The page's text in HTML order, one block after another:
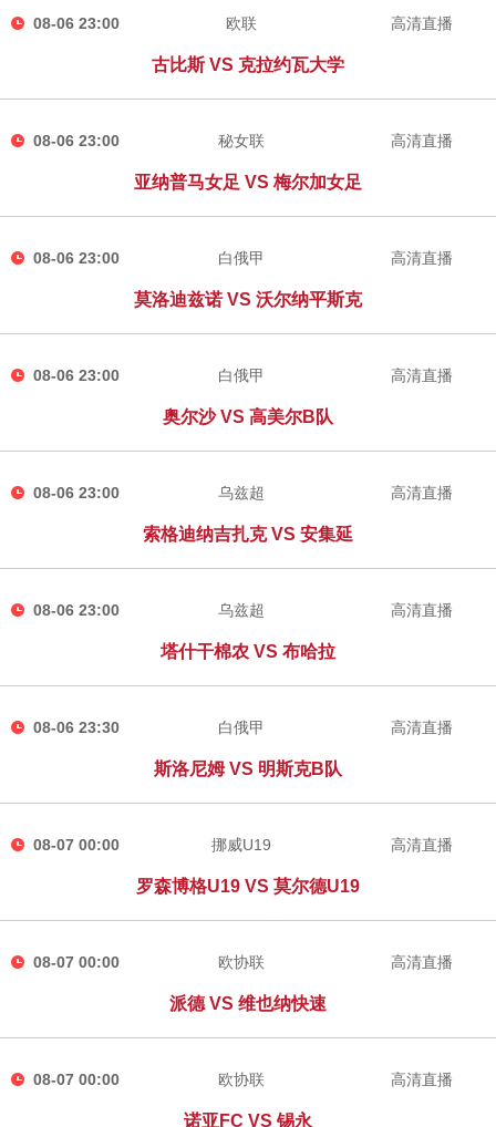
08-06 23:00 欧联
古比斯 VS 克拉约瓦大学
高清直播
08-06 23:00 秘女联
亚纳普马女足 VS 梅尔加女足
高清直播
08-06 23:00 白俄甲
莫洛迪兹诺 VS 沃尔纳平斯克
高清直播
08-06 23:00 白俄甲
奥尔沙 VS 高美尔B队
高清直播
08-06 23:00 乌兹超
索格迪纳吉扎克 VS 安集延
高清直播
08-06 23:00 乌兹超
塔什干棉农 VS 布哈拉
高清直播
08-06 23:30 白俄甲
斯洛尼姆 VS 明斯克B队
高清直播
08-07 00:00 挪威U19
罗森博格U19 VS 莫尔德U19
高清直播
08-07 00:00 欧协联
派德 VS 维也纳快速
高清直播
08-07 00:00 欧协联
诺亚FC VS 锡永
高清直播